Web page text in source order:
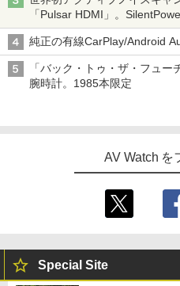
「Pulsar HDMI」。
純正の有線CarPlay/Android
「バック・トゥ・ザ・フュ
腕時計。1985本限定
AV Watch を
Special Site